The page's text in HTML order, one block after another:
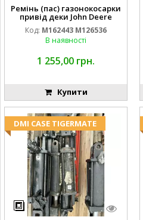
Ремінь (пас) газонокосарки
привід деки John Deere
M162443 M126536
Код: M162443 M126536
В наявності
1 255,00 грн.
Купити
DMI CASE TIGERMATE